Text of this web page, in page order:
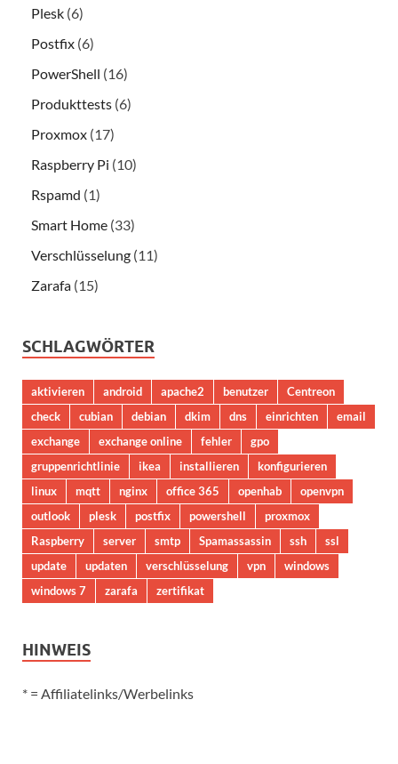
Plesk (6)
Postfix (6)
PowerShell (16)
Produkttests (6)
Proxmox (17)
Raspberry Pi (10)
Rspamd (1)
Smart Home (33)
Verschlüsselung (11)
Zarafa (15)
SCHLAGWÖRTER
aktivieren android apache2 benutzer
Centreon
check
cubian debian dkim dns einrichten
email
exchange
exchange online fehler
gpo
gruppenrichtlinie
ikea installieren
konfigurieren
linux
mqtt nginx office 365 openhab
openvpn
outlook
plesk postfix powershell
proxmox
Raspberry
server smtp Spamassassin ssh
ssl
update
updaten verschlüsselung vpn
windows
windows 7
zarafa zertifikat
HINWEIS
* = Affiliatelinks/Werbelinks